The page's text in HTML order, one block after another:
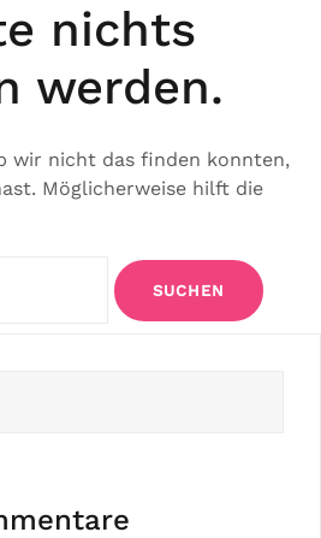
nichts
werden.
wir nicht das finden konnten,
Möglicherweise hilft die